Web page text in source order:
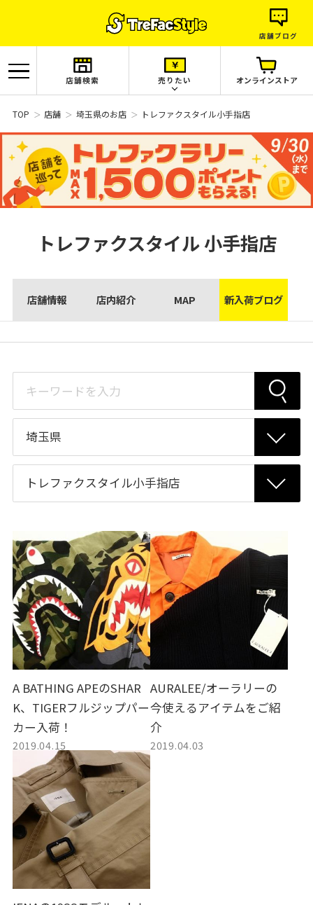
店舗ブログ
店舗検索 売りたい オンラインストア
TOP 店舗 埼玉県のお店 トレファクスタイル小手指店
トレファクスタイル小手指店
店舗情報 店内紹介 MAP 新入荷ブログ
A BATHING APEのSHAR
K、TIGERフルジップパー
カー入荷！
2019.04.15
AURALEE/オーラリーの
今使えるアイテムをご紹
介
2019.04.03